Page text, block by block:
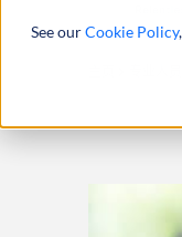
See ourCookie Policy,